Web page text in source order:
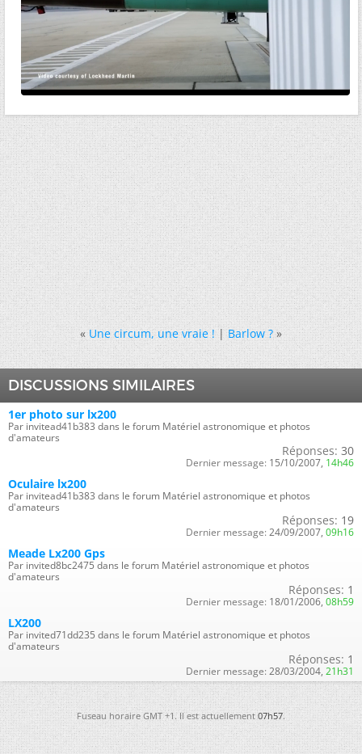
« Une circum, une vraie !|Barlow ? »
DISCUSSIONS SIMILAIRES
1er photo sur lx200
Par invitead41b383 dans le forum Matériel astronomique et photos
d'amateurs
Réponses: 30
Dernier message: 15/10/2007, 14h46
Oculaire lx200
Par invitead41b383 dans le forum Matériel astronomique et photos
d'amateurs
Réponses: 19
Dernier message: 24/09/2007, 09h16
Meade Lx200 Gps
Par invited8bc2475 dans le forum Matériel astronomique et photos
d'amateurs
Réponses: 1
Dernier message: 18/01/2006, 08h59
LX200
Par invited71dd235 dans le forum Matériel astronomique et photos
d'amateurs
Réponses: 1
Dernier message: 28/03/2004, 21h31
Fuseau horaire GMT +1. Il est actuellement07h57.